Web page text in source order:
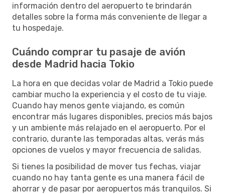
información dentro del aeropuerto te brindarán
detalles sobre la forma más conveniente de llegar a
tu hospedaje.
Cuándo comprar tu pasaje de avión
desde Madrid hacia Tokio
La hora en que decidas volar de Madrid a Tokio puede
cambiar mucho la experiencia y el costo de tu viaje.
Cuando hay menos gente viajando, es común
encontrar más lugares disponibles, precios más bajos
y un ambiente más relajado en el aeropuerto. Por el
contrario, durante las temporadas altas, verás más
opciones de vuelos y mayor frecuencia de salidas.
Si tienes la posibilidad de mover tus fechas, viajar
cuando no hay tanta gente es una manera fácil de
ahorrar y de pasar por aeropuertos más tranquilos. Si